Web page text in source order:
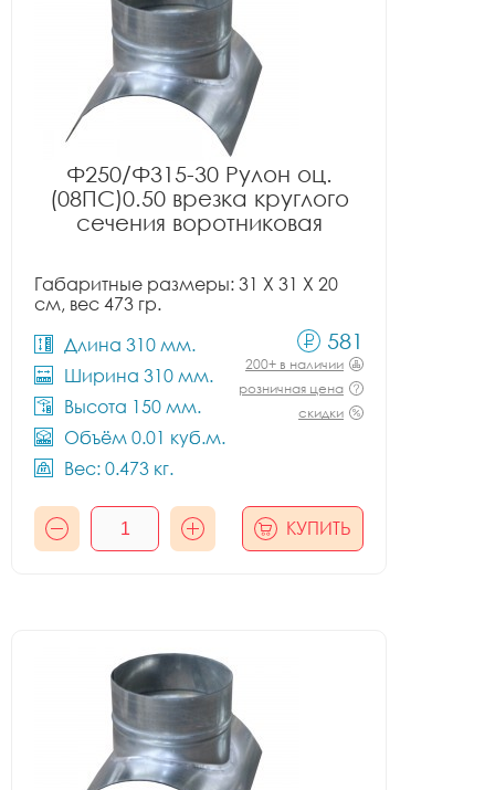
Ф250/Ф315-30 Рулон оц.
(08ПС)0.50 врезка круглого
сечения воротниковая
Габаритные размеры: 31 X 31 X 20
см, вес 473 гр.
Длина 310 мм.
Ширина 310 мм.
Высота 150 мм.
Объём 0.01 куб.м.
Вес: 0.473 кг.
581
200+ в наличии
розничная цена
скидки
КУПИТЬ